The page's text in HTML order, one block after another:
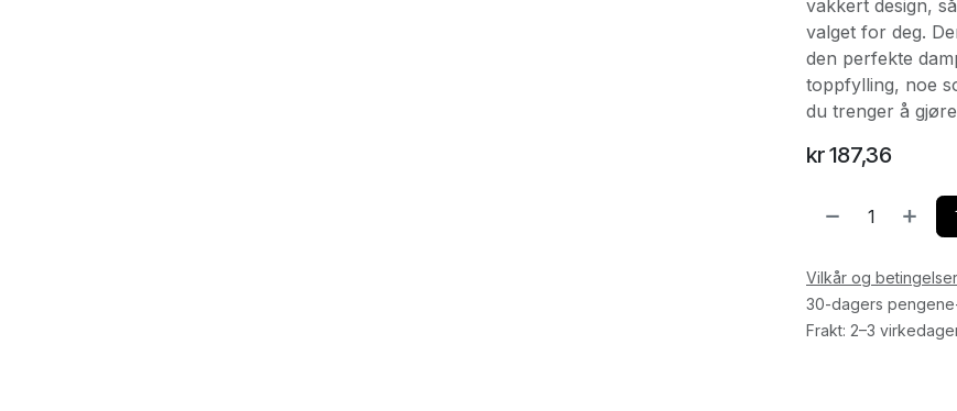
vakkert design,
valget for deg.
den perfekte
toppfylling, noe
du trenger å
kr187,36
Vilkår og betingelser
30-dagers
Frakt: 2–3